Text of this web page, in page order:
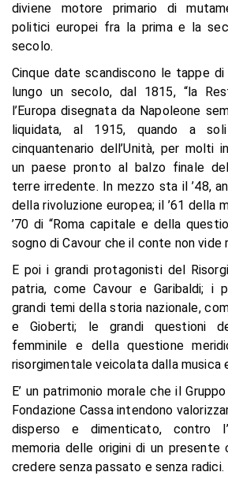
diviene motore primario di
politici europei fra la prima e la
secolo.
Cinque date scandiscono le tappe
lungo un secolo, dal 1815, “la
l’Europa disegnata da Napoleone
liquidata, al 1915, quando a
cinquantenario dell’Unità, per molti
un paese pronto al balzo finale
terre irredente. In mezzo sta il ’48,
della rivoluzione europea; il ’61 della
’70 di “Roma capitale e della
sogno di Cavour che il conte non vide
E poi i grandi protagonisti del
patria, come Cavour e Garibaldi; i
grandi temi della storia nazionale,
e Gioberti; le grandi questioni
femminile e della questione
risorgimentale veicolata dalla musica
E’ un patrimonio morale che il
Fondazione Cassa intendono
disperso e dimenticato, contro
memoria delle origini di un presente
credere senza passato e senza radici.